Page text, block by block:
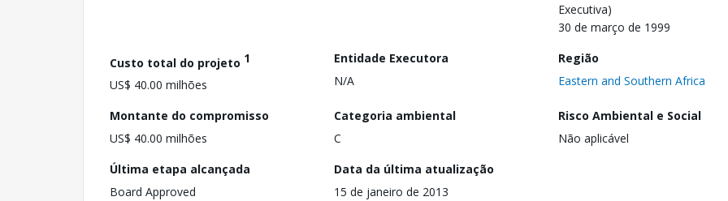
Executiva)
30 de março de 1999
Custo total do projeto 1
US$ 40.00 milhões
Entidade Executora
N/A
Região
Eastern and Southern Africa
Montante do compromisso
US$ 40.00 milhões
Categoria ambiental
C
Risco Ambiental e Social
Não aplicável
Última etapa alcançada
Board Approved
Data da última atualização
15 de janeiro de 2013